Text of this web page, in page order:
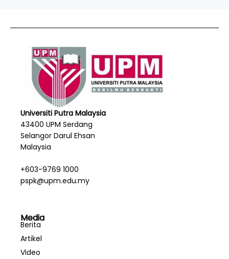
Universiti Putra Malaysia
43400 UPM Serdang
Selangor Darul Ehsan
Malaysia
+603-9769 1000
pspk@upm.edu.my
Media
Berita
Artikel
Video